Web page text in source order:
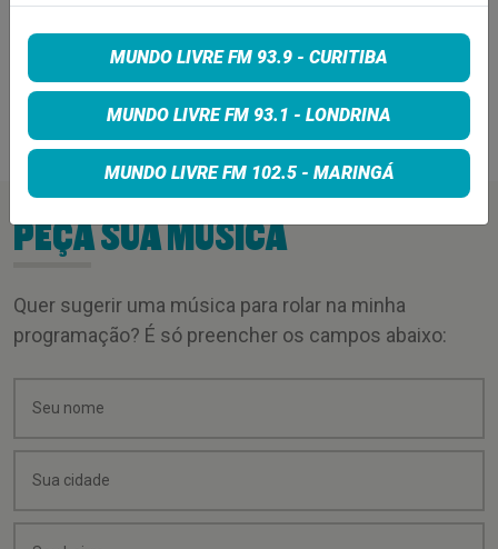
KORN, LIMP BIZKIT E SMASHING
PUMPKINS, MORRE AOS 69 ANOS
PEÇA SUA MÚSICA
Quer sugerir uma música para rolar na minha
programação? É só preencher os campos abaixo:
MUNDO LIVRE FM 93.9 - CURITIBA
MUNDO LIVRE FM 93.1 - LONDRINA
MUNDO LIVRE FM 102.5 - MARINGÁ